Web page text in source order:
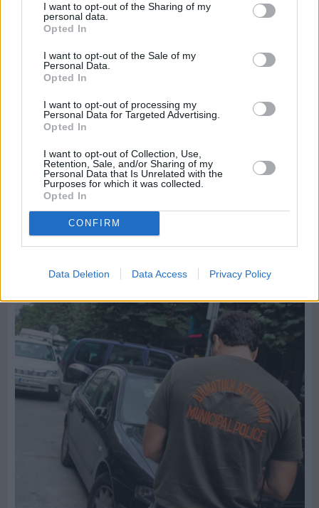
I want to opt-out of the Sharing of my
personal data.
Opted In
I want to opt-out of the Sale of my
Personal Data.
Opted In
I want to opt-out of processing my
Personal Data for Targeted Advertising.
Opted In
I want to opt-out of Collection, Use,
Retention, Sale, and/or Sharing of my
Personal Data that Is Unrelated with the
Purposes for which it was collected.
Opted In
CONFIRM
Data Deletion Data Access Privacy Policy
Πριν 4 ημέρες
Ελαιοκομικό Μητρώο: Ξεκινά η προετοιμασία
των ελαιοπαραγωγών στη Χίο